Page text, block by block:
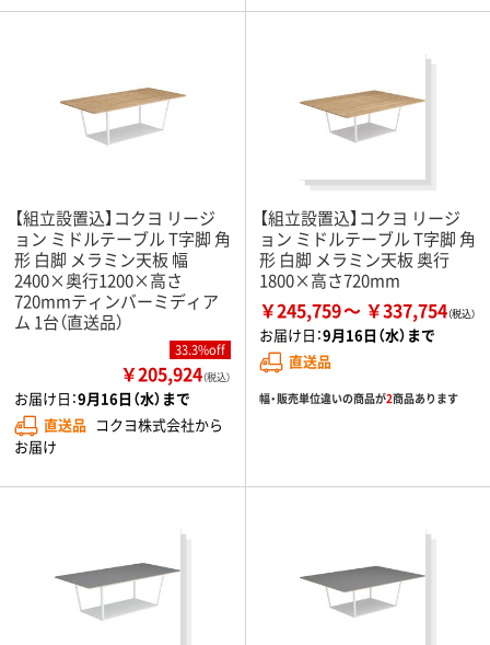
【組立設置込】コクヨ リージ
ョン ミドルテーブル T字脚 角
形 白脚 メラミン天板 幅
2400×奥行1200×高さ
720mmティンバーミディア
ム 1台（直送品）
33.3%off
￥205,924（税込）
お届け日：9月16日（水）まで
直送品 コクヨ株式会社から
お届け
【組立設置込】コクヨ リージ
ョン ミドルテーブル T字脚 角
形 白脚 メラミン天板 奥行
1800×高さ720mm
￥245,759 ￥337,754
お届け日：9月16日（水）まで
直送品
幅・販売単位違いの商品が2商品あります